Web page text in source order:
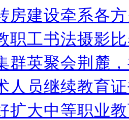
房建设牵系各
职工书法摄影
群英聚会荆麓
人员继续教育
扩大中等职业